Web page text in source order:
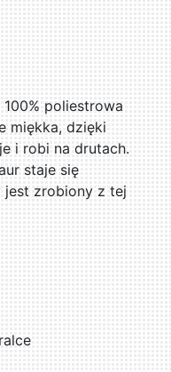
poliestrowa
miękka, dzięki
i robi na drutach.
staje się
jest zrobiony z tej